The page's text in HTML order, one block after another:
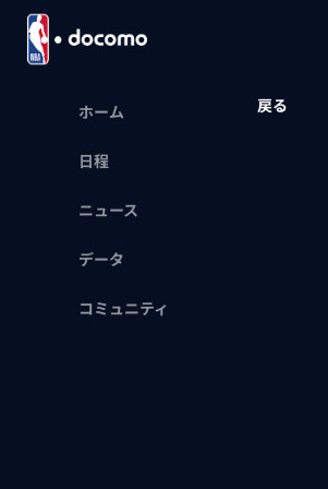
ホーム
日程
ニュース
データ
コミュニティ
戻る